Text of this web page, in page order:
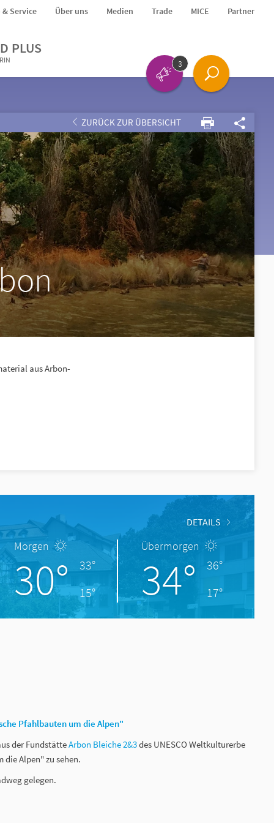
Service Über uns Medien Trade MICE Partner
PLUS
3
ZURÜCK ZUR ÜBERSICHT
aus Arbon-
DETAILS
Morgen
30°
33°
15°
Übermorgen
34°
36°
17°
Pfahlbauten um die Alpen"
der FundstätteArbon Bleiche 2&3des UNESCO Weltkulturerbe
Alpen" zu sehen.
gelegen.